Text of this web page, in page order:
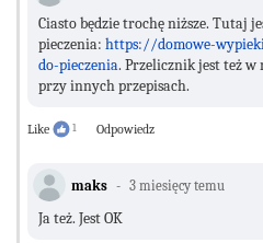
Ciasto będzie trochę niższe. Tutaj
pieczenia: https://domowe-
do-pieczenia. Przelicznik jest też w
przy innych przepisach.
Like 1 Odpowiedz
maks 3 miesięcy temu
Ja też. Jest OK